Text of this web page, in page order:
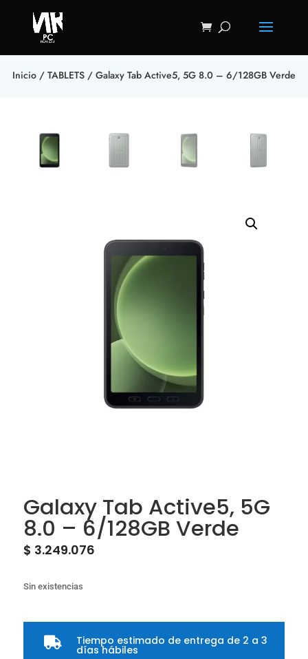
Inicio / TABLETS / Galaxy Tab Active5, 5G 8.0 – 6/128GB Verde
Galaxy Tab Active5, 5G
8.0 – 6/128GB Verde
$ 3.249.076
Sin existencias
 Tiempo estimado de entrega de 2 a 3
días hábiles